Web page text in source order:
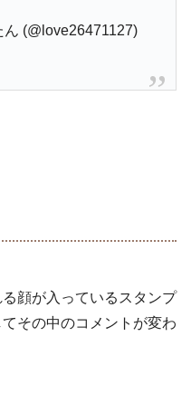
(@love26471127)
顔が入っているスタンプ
その中のコメントが変わ